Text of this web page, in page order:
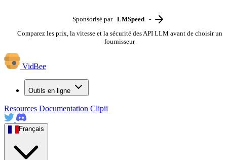
Sponsorisé par LMSpeed
-
Comparez les prix, la vitesse et la sécurité des API LLM avant de choisir un
fournisseur
VidBee
Outils en ligne
Resources Documentation Clipii
Français